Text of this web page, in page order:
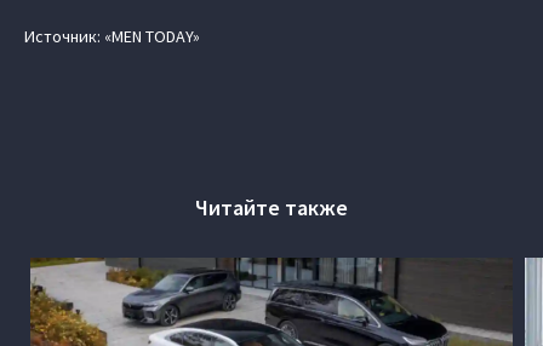
Источник: «MEN TODAY»
Читайте также